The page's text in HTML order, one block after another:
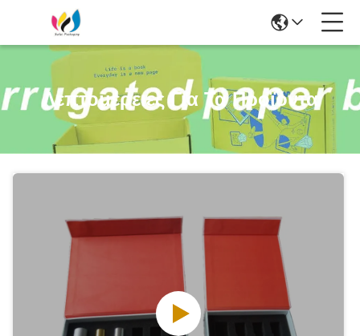
Λεπτομέρειες Για Τα Προϊόντα